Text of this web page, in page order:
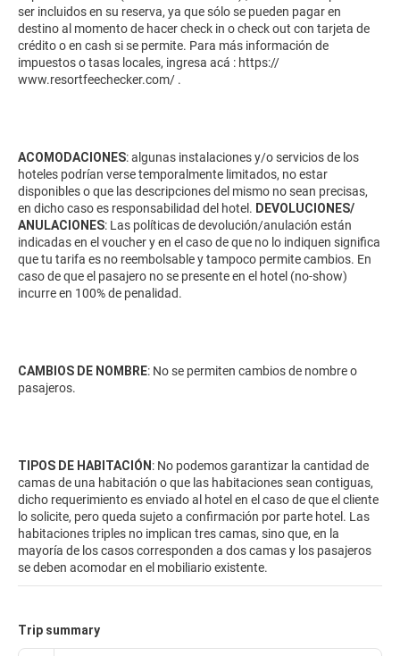
ser incluidos en su reserva, ya que sólo se pueden pagar en
destino al momento de hacer check in o check out con tarjeta de
crédito o en cash si se permite. Para más información de
impuestos o tasas locales, ingresa acá : https://
www.resortfeechecker.com/ .
ACOMODACIONES: algunas instalaciones y/o servicios de los
hoteles podrían verse temporalmente limitados, no estar
disponibles o que las descripciones del mismo no sean precisas,
en dicho caso es responsabilidad del hotel. DEVOLUCIONES/
ANULACIONES: Las políticas de devolución/anulación están
indicadas en el voucher y en el caso de que no lo indiquen significa
que tu tarifa es no reembolsable y tampoco permite cambios. En
caso de que el pasajero no se presente en el hotel (no-show)
incurre en 100% de penalidad.
CAMBIOS DE NOMBRE: No se permiten cambios de nombre o
pasajeros.
TIPOS DE HABITACIÓN : No podemos garantizar la cantidad de
camas de una habitación o que las habitaciones sean contiguas,
dicho requerimiento es enviado al hotel en el caso de que el cliente
lo solicite, pero queda sujeto a confirmación por parte hotel. Las
habitaciones triples no implican tres camas, sino que, en la
mayoría de los casos corresponden a dos camas y los pasajeros
se deben acomodar en el mobiliario existente.
Trip summary